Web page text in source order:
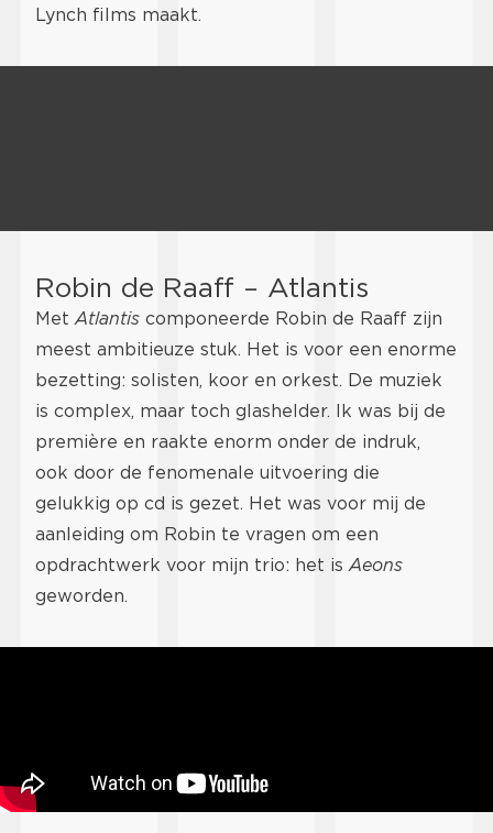
Lynch films maakt.
Robin de Raaff – Atlantis
MetAtlantis componeerde Robin de Raaff zijn
meest ambitieuze stuk. Het is voor een enorme
bezetting: solisten, koor en orkest. De muziek
is complex, maar toch glashelder. Ik was bij de
première en raakte enorm onder de indruk,
ook door de fenomenale uitvoering die
gelukkig op cd is gezet. Het was voor mij de
aanleiding om Robin te vragen om een
opdrachtwerk voor mijn trio: het isAeons
geworden.